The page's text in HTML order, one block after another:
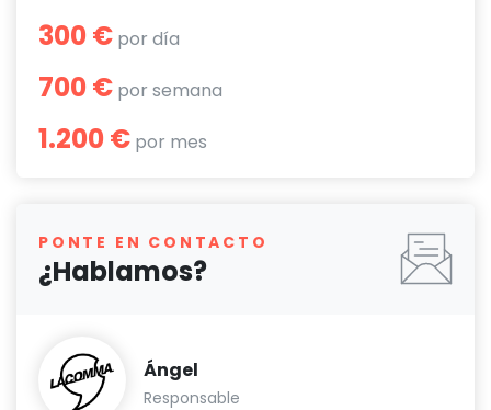
300 € por día
700 € por semana
1.200 € por mes
PONTE EN CONTACTO
¿Hablamos?
Ángel
Responsable